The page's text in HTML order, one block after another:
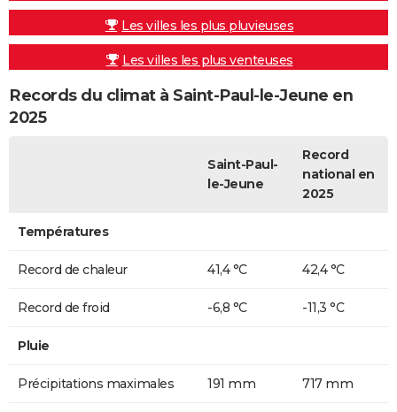
Les villes les plus pluvieuses
Les villes les plus venteuses
Records du climat à Saint-Paul-le-Jeune en
2025
Saint-Paul-
le-Jeune
Record
national en
2025
Températures
Record de chaleur 41,4 °C 42,4 °C
Record de froid -6,8 °C -11,3 °C
Pluie
Précipitations maximales 191 mm 717 mm